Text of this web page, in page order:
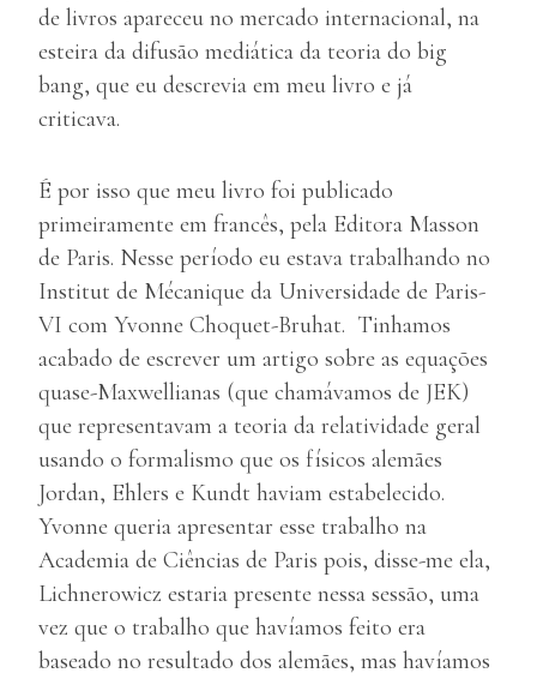
de livros apareceu no mercado internacional, na
esteira da difusão mediática da teoria do big
bang, que eu descrevia em meu livro e já
criticava.
É por isso que meu livro foi publicado
primeiramente em francês, pela Editora Masson
de Paris. Nesse período eu estava trabalhando no
Institut de Mécanique da Universidade de Paris-
VI com Yvonne Choquet-Bruhat. Tinhamos
acabado de escrever um artigo sobre as equações
quase-Maxwellianas (que chamávamos de JEK)
que representavam a teoria da relatividade geral
usando o formalismo que os físicos alemães
Jordan, Ehlers e Kundt haviam estabelecido.
Yvonne queria apresentar esse trabalho na
Academia de Ciências de Paris pois, disse-me ela,
Lichnerowicz estaria presente nessa sessão, uma
vez que o trabalho que havíamos feito era
baseado no resultado dos alemães, mas havíamos